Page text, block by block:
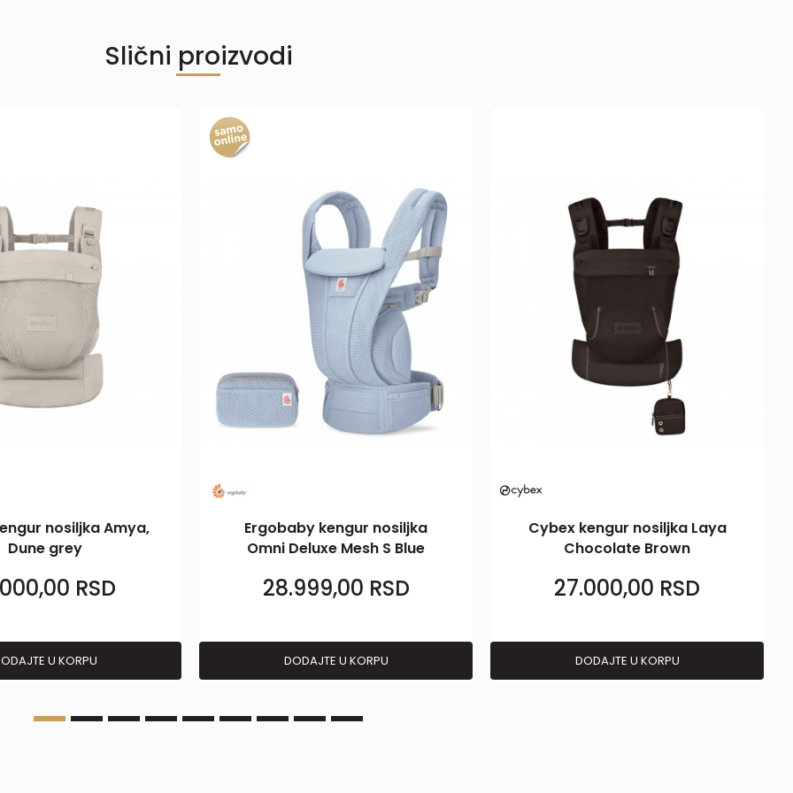
Slični proizvodi
nosiljka Amya,
Dune grey
RSD
U KORPU
Ergobaby kengur nosiljka
Omni Deluxe Mesh S Blue
28.999,00 RSD
DODAJTE U KORPU
Cybex kengur nosiljka Laya
Chocolate Brown
27.000,00 RSD
DODAJTE U KORPU